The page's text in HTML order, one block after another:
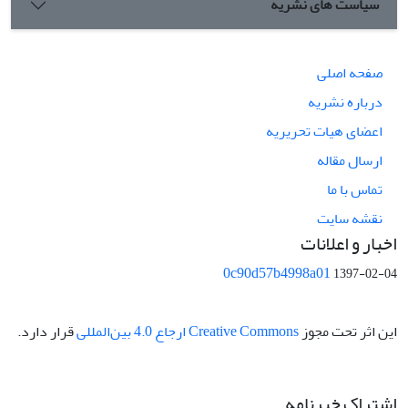
صفحه اصلی
درباره نشریه
اعضای هیات تحریریه
ارسال مقاله
تماس با ما
نقشه سایت
اخبار و اعلانات
0c90d57b4998a011397-02-04
این اثر تحت مجوز Creative Commons ارجاع 4.0 بین‌المللی قرار دارد.